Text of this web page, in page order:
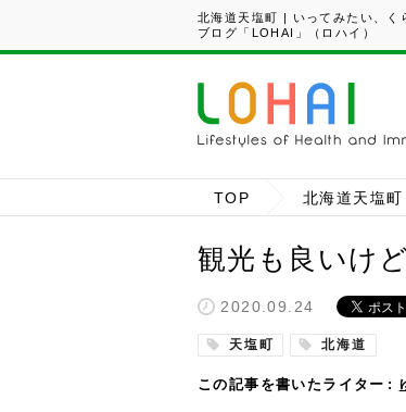
北海道天塩町 | いってみたい、く
ブログ「LOHAI」（ロハイ）
TOP 北海道天塩町
観光も良いけ
2020.09.24
天塩町 北海道
この記事を書いたライター